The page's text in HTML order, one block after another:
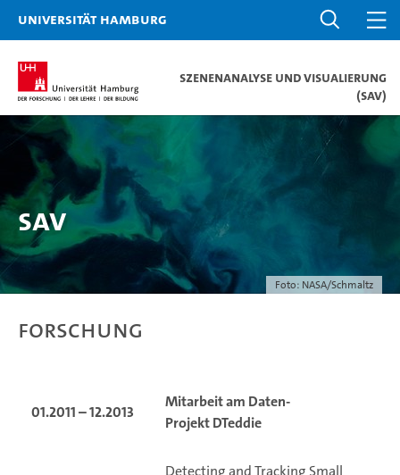
Universität Hamburg
Szenenanalyse und Visualierung
(SAV)
Foto: NASA/Schmaltz
SAV
Forschung
01.2011 – 12.2013
Mitarbeit am Daten-
ProjektDTeddie
Detecting and Tracking Small